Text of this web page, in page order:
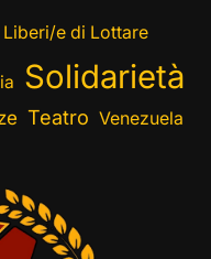
Liberi/e di Lottare
Solidarietà
Teatro Venezuela